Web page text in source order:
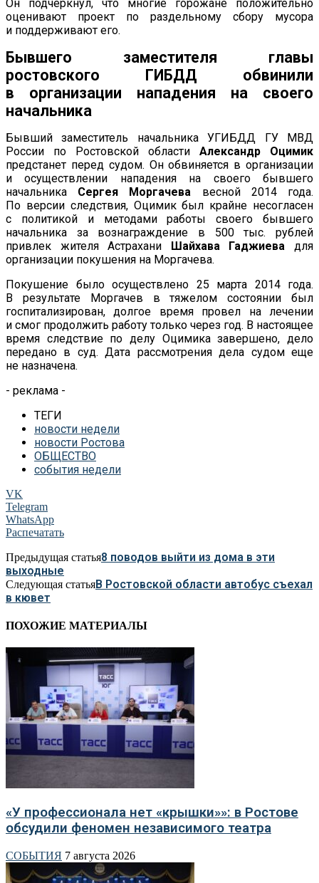
Он
подчеркнул, что многие горожане положительно
оценивают проект по
раздельному сбору мусора
и поддерживают его.
Бывшего заместителя главы
ростовского ГИБДД обвинили
в
организации нападения на
своего
начальника
Бывший заместитель начальника УГИБДД ГУ
МВД
России по
Ростовской области Александр Оцимик
предстанет перед судом. Он обвиняется в организации
и
осуществлении нападения на
своего бывшего
начальника Сергея Моргачева весной 2014 года.
По версии следствия, Оцимик был крайне несогласен
с
политикой и
методами работы своего бывшего
начальника за
вознаграждение в 500 тыс.
рублей
привлек жителя Астрахани Шайхава Гаджиева для
организации покушения на Моргачева.
Покушение было осуществлено 25
марта 2014 года.
В
результате Моргачев в
тяжелом состоянии был
госпитализирован, долгое время провел на
лечении
и смог продолжить работу только через год. В настоящее
время следствие по делу Оцимика завершено, дело
передано в суд. Дата рассмотрения дела судом еще
не назначена.
- реклама -
ТЕГИ
новости недели
новости Ростова
ОБЩЕСТВО
события недели
VK
Telegram
WhatsApp
Распечатать
Предыдущая статья8 поводов выйти из дома в эти
выходные
Следующая статьяВ Ростовской области автобус съехал
в кювет
ПОХОЖИЕ МАТЕРИАЛЫ
«У профессионала нет «крышки»»: в Ростове
обсудили феномен независимого театра
СОБЫТИЯ 7 августа 2026